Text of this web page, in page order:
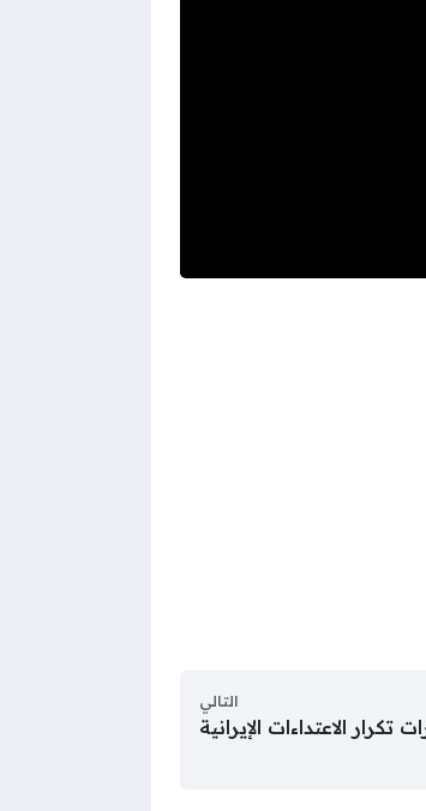
التالي
الاعتداءات الإيرانية